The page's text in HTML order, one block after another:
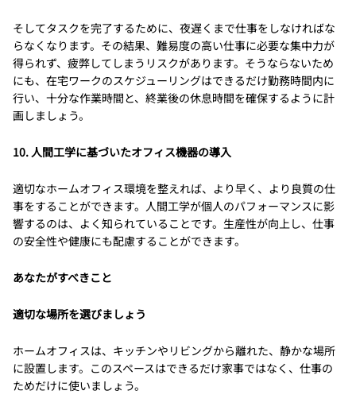
そしてタスクを完了するために、夜遅くまで仕事をしなければな
らなくなります。その結果、難易度の高い仕事に必要な集中力が
得られず、疲弊してしまうリスクがあります。そうならないため
にも、在宅ワークのスケジューリングはできるだけ勤務時間内に
行い、十分な作業時間と、終業後の休息時間を確保するように計
画しましょう。
10. 人間工学に基づいたオフィス機器の導入
適切なホームオフィス環境を整えれば、より早く、より良質の仕
事をすることができます。人間工学が個人のパフォーマンスに影
響するのは、よく知られていることです。生産性が向上し、仕事
の安全性や健康にも配慮することができます。
あなたがすべきこと
適切な場所を選びましょう
ホームオフィスは、キッチンやリビングから離れた、静かな場所
に設置します。このスペースはできるだけ家事ではなく、仕事の
ためだけに使いましょう。